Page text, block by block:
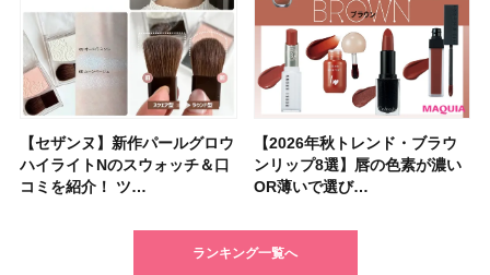
【セザンヌ】新作パールグロウ
ハイライトNのスウォッチ＆口
コミを紹介！ ツ…
【2026年秋トレンド・ブラウ
ンリップ8選】唇の色素が濃い
OR薄いで選び…
【クリスマスコフレ2026】ク
リニークのホリデーコフレを一
挙紹介！ 人気…
【クリスマスコフレ2026】ポ
ーラ「B.A」から、冬の特別コ
フレ2種が登…
【2026年秋トレンド・ブラウ
ンリップ8選】唇の色素が濃い
OR薄いで選び…
【2026年最新】落ちないアイ
ブロウおすすめ18選！ 汗に強
い眉ペンシル…
【クリスマスコフレ2026】ハ
ウス オブ ローゼは今年もムー
ミンとの限定…
【ニベア】美容液リップクリー
ム＆ボディスクラブが新登場！
大人気の色付き…
【石井美保さんのおすすめお菓
子＆お茶10選】手土産にもぴっ
たり
【美容系・伊能忠敬界隈】上西
星来さんは5年間1日1万歩を継
続！ 歩くとき…
【最新】髪のうねり・広がり・
くせ毛におすすめのシャンプー
17選
【2026年夏】小顔に見えるボ
ブの髪型37選！ レイヤー・切
りっぱなしな…
【読者プレゼント】羽の見えな
いハンディファン
「baramood」を3名様…
【2026年8月の一粒万倍日】お
すすめの開運コスメ＆美容アイ
テム10選！
【セザンヌ】「ブライトカラー
シーラー」新色グリーンが8/7
に発売｜既存色…
【ルナソルアイシャドウ】アイ
カラーレーションN新色・限定
色をイエベ・ブ…
ランキング一覧へ